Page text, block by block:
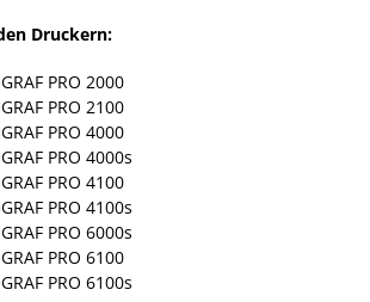
Druckern:
PRO 2000
PRO 2100
PRO 4000
PRO 4000s
PRO 4100
PRO 4100s
PRO 6000s
PRO 6100
PRO 6100s